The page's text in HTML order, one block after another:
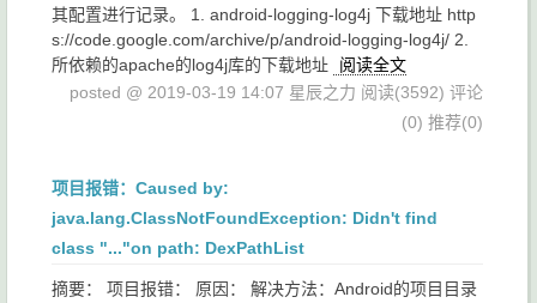
其配置进行记录。 1. android-logging-log4j 下载地址 http
s://code.google.com/archive/p/android-logging-log4j/ 2.
所依赖的apache的log4j库的下载地址
阅读全文
posted @ 2019-03-19 14:07 星辰之力 阅读(3592) 评论
(0) 推荐(0)
项目报错：Caused by:
java.lang.ClassNotFoundException: Didn't find
class "..."on path: DexPathList
摘要： 项目报错： 原因： 解决方法：Android的项目目录